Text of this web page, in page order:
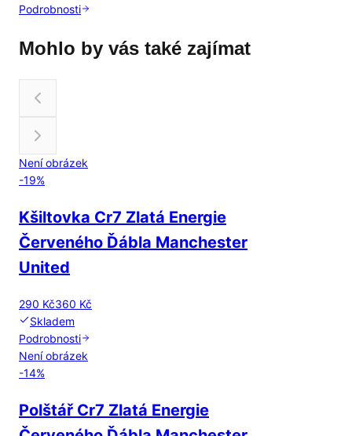
Podrobnosti
Mohlo by vás také zajímat
Není obrázek
-19%
Kšiltovka Cr7 Zlatá Energie
Červeného Ďábla Manchester
United
290 Kč360 Kč
Skladem
Podrobnosti
Není obrázek
-14%
Polštář Cr7 Zlatá Energie